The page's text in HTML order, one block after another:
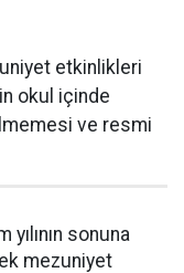
etkinlikleri
okul içinde
ve resmi
sonuna
mezuniyet